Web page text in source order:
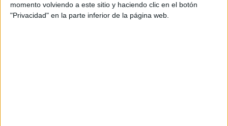
momento volviendo a este sitio y haciendo clic en el botón
"Privacidad" en la parte inferior de la página web.